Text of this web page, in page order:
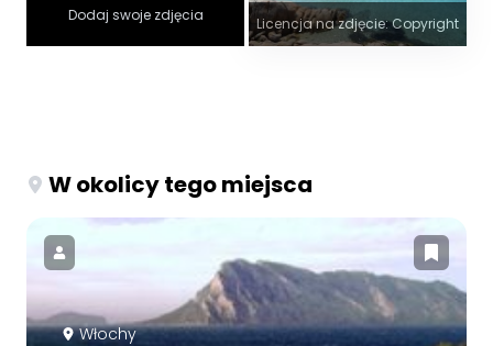
Dodaj swoje zdjęcia Licencja na zdjęcie: Copyright
W okolicy tego miejsca
Włochy